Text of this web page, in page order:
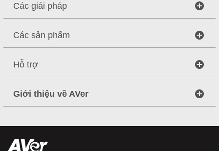
Các giải pháp
Các sản phẩm
Hỗ trợ
Giới thiệu về AVer